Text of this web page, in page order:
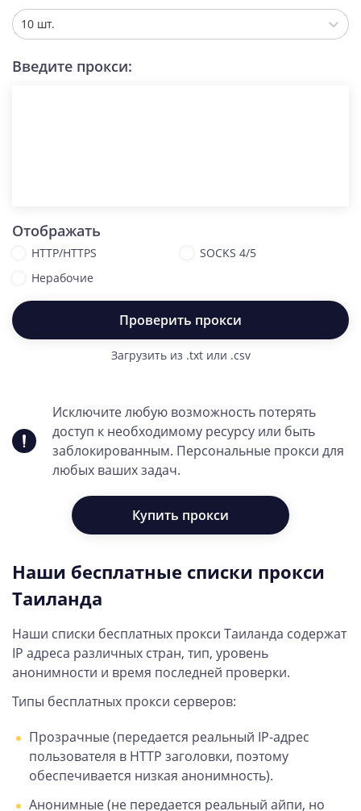
10 шт.
Введите прокси:
Отображать
HTTP/HTTPS
SOCKS 4/5
Нерабочие
Проверить прокси
Загрузить из .txt или .csv
Исключите любую возможность потерять
доступ к необходимому ресурсу или быть
заблокированным. Персональные прокси для
любых ваших задач.
Купить прокси
Наши бесплатные списки прокси
Таиланда
Наши списки бесплатных прокси Таиланда содержат
IP адреса различных стран, тип, уровень
анонимности и время последней проверки.
Типы бесплатных прокси серверов:
Прозрачные (передается реальный IP-адрес
пользователя в HTTP заголовки, поэтому
обеспечивается низкая анонимность).
Анонимные (не передается реальный айпи, но